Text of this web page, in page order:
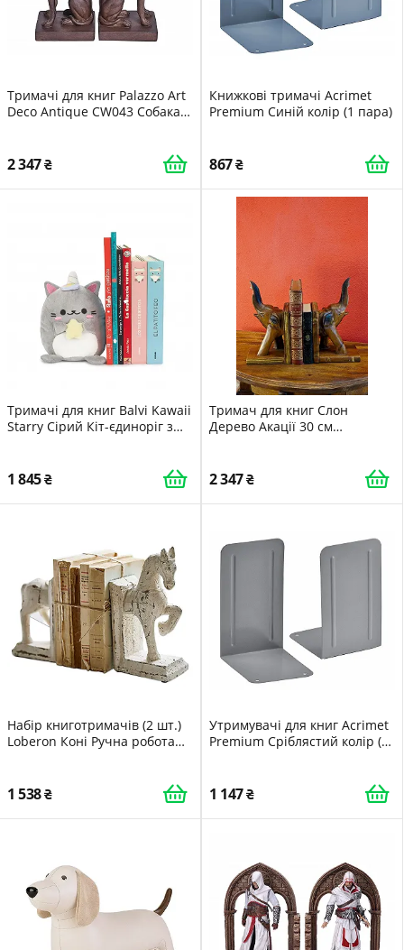
Тримачі для книг Palazzo Art
Deco Antique CW043 Собака
2 347
Книжкові тримачі Acrimet
Premium Синій колір (1 пара)
867
Тримачі для книг Balvi Kawaii
Starry Сірий Кіт-єдиноріг з
1 845
Тримач для книг Слон
Дерево Акації 30 см
2 347
Набір книготримачів (2 шт.)
Loberon Коні Ручна робота
Теракота Кремовий
1 538
Утримувачі для книг Acrimet
Premium Сріблястий колір (1
1 147